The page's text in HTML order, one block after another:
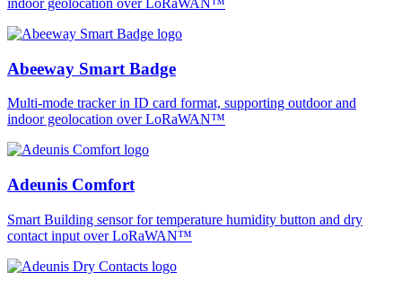
indoor geolocation over LoRaWAN™
Abeeway Smart Badge
Multi-mode tracker in ID card format, supporting outdoor and
indoor geolocation over LoRaWAN™
Adeunis Comfort
Smart Building sensor for temperature humidity button and dry
contact input over LoRaWAN™